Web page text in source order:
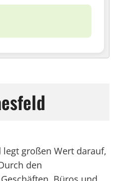
großen Wert darauf,
den